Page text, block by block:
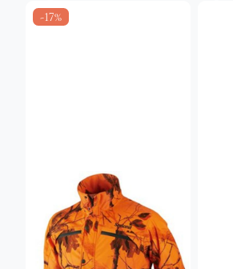
-17%